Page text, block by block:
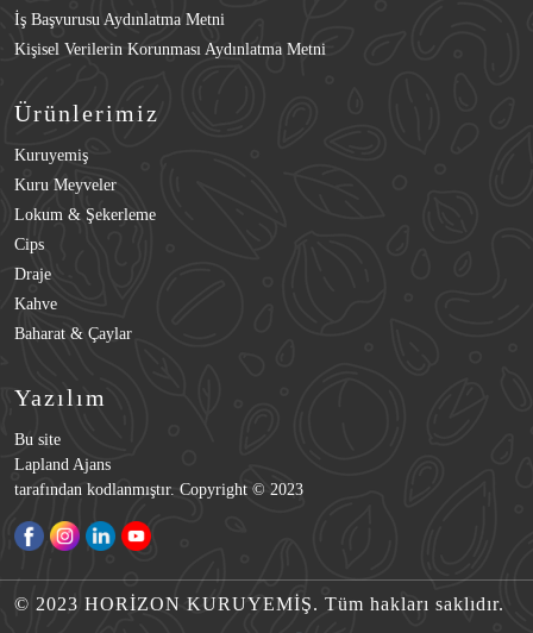
İş Başvurusu Aydınlatma Metni
Kişisel Verilerin Korunması Aydınlatma Metni
Ürünlerimiz
Kuruyemiş
Kuru Meyveler
Lokum & Şekerleme
Cips
Draje
Kahve
Baharat & Çaylar
Yazılım
Bu site
Lapland Ajans
tarafından kodlanmıştır. Copyright © 2023
© 2023 HORİZON KURUYEMİŞ. Tüm hakları saklıdır.